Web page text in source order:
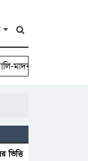
মাদক সিন্ডিকেট
ভিত্তি